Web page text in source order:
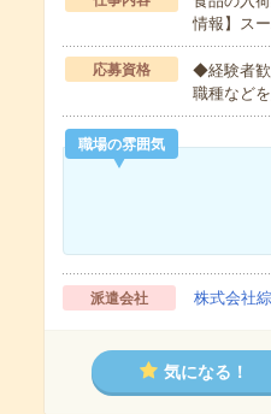
情報】ス
応募資格
◆経験者歓
職種など
職場の雰囲気
派遣会社 株式会社
気になる！